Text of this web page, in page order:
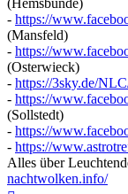
(Hemsbünde)
- https://
(Mansfeld)
- https://
(Osterwieck)
- https://3sky.de/
- https://
(Sollstedt)
- https://
- https://
Alles über
nachtwolken.info/